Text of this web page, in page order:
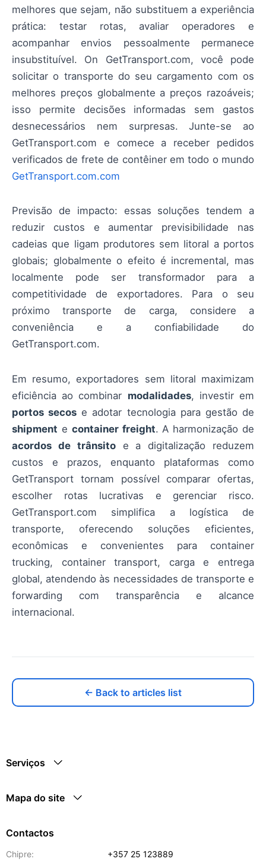
melhores que sejam, não substituem a experiência
prática: testar rotas, avaliar operadores e
acompanhar envios pessoalmente permanece
insubstituível. On GetTransport.com, você pode
solicitar o transporte do seu cargamento com os
melhores preços globalmente a preços razoáveis;
isso permite decisões informadas sem gastos
desnecessários nem surpresas. Junte-se ao
GetTransport.com e comece a receber pedidos
verificados de frete de contêiner em todo o mundo
GetTransport.com.com
Previsão de impacto: essas soluções tendem a
reduzir custos e aumentar previsibilidade nas
cadeias que ligam produtores sem litoral a portos
globais; globalmente o efeito é incremental, mas
localmente pode ser transformador para a
competitividade de exportadores. Para o seu
próximo transporte de carga, considere a
conveniência e a confiabilidade do
GetTransport.com.
Em resumo, exportadores sem litoral maximizam
eficiência ao combinar modalidades, investir em
portos secos e adotar tecnologia para gestão de
shipment e container freight. A harmonização de
acordos de trânsitoe a digitalização reduzem
custos e prazos, enquanto plataformas como
GetTransport tornam possível comparar ofertas,
escolher rotas lucrativas e gerenciar risco.
GetTransport.com simplifica a logística de
transporte, oferecendo soluções eficientes,
econômicas e convenientes para container
trucking, container transport, carga e entrega
global, atendendo às necessidades de transporte e
forwarding com transparência e alcance
internacional.
← Back to articles list
Serviços
Mapa do site
Contactos
Chipre: +357 25 123889